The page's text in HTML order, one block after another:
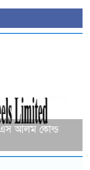
এস আলম কোল্ড